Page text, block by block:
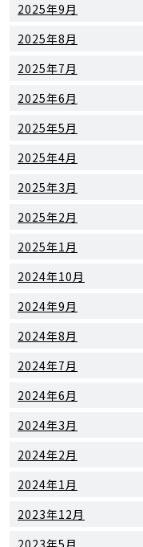
2025年9月
2025年8月
2025年7月
2025年6月
2025年5月
2025年4月
2025年3月
2025年2月
2025年1月
2024年10月
2024年9月
2024年8月
2024年7月
2024年6月
2024年3月
2024年2月
2024年1月
2023年12月